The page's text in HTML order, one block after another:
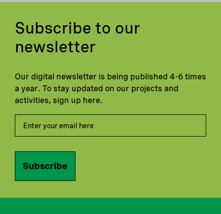
Subscribe to our
newsletter
Our digital newsletter is being published 4-6 times
a year. To stay updated on our projects and
activities, sign up here.
Subscribe